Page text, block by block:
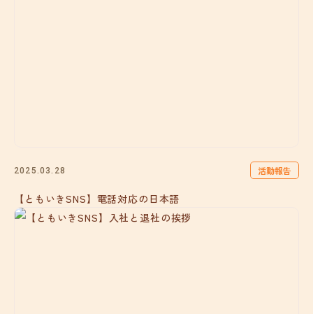
2025.03.28 活動報告
【ともいきSNS】電話対応の日本語